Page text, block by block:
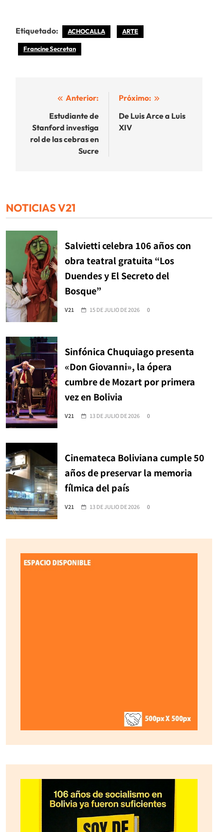
Etiquetado: ACHOCALLA ARTE
Francine Secretan
Navegación
entradas
Anterior:
Estudiante de
Stanford investiga
rol de las cebras en
Sucre
Próximo:
De Luis Arce a Luis
XIV
NOTICIAS V21
Salvietti celebra 106 años con
obra teatral gratuita “Los
Duendes y El Secreto del
Bosque”
V21 15 DE JULIO DE 2026 0
Sinfónica Chuquiago presenta
«Don Giovanni», la ópera
cumbre de Mozart por primera
vez en Bolivia
V21 13 DE JULIO DE 2026 0
Cinemateca Boliviana cumple 50
años de preservar la memoria
fílmica del país
V21 13 DE JULIO DE 2026 0